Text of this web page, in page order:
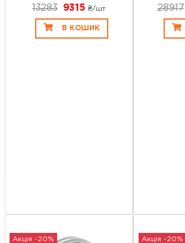
13283 9315 ₴/шт
В КОШИК
28917
Акція -20% Акція -20%